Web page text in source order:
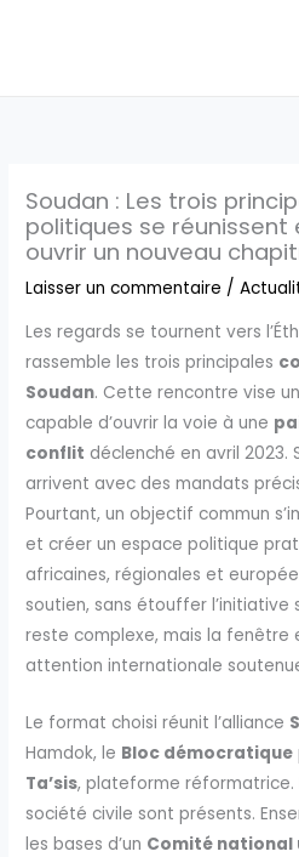
Soudan : Les trois
politiques se réunissent
ouvrir un nouveau
Laisser un commentaire /
Les regards se tournent vers
rassemble les trois principales
Soudan. Cette rencontre vise un
capable d’ouvrir la voie à une
conflit déclenché en avril 2023.
arrivent avec des mandats
Pourtant, un objectif commun
et créer un espace politique
africaines, régionales et
soutien, sans étouffer l’initiative
reste complexe, mais la fenêtre
attention internationale
Le format choisi réunit l’alliance
Hamdok, le Bloc démocratique
Ta’sis, plateforme réformatrice.
société civile sont présents.
les bases d’un Comité national